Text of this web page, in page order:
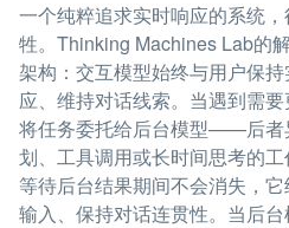
一个纯粹追求实时响应的系统
牲。Thinking Machines Lab的
架构：交互模型始终与用户保
应、维持对话线索。当遇到需
将任务委托给后台模型——后者
划、工具调用或长时间思考的
等待后台结果期间不会消失，
输入、保持对话连贯性。当后